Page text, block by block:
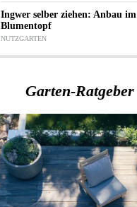
Ingwer selber ziehen: Anbau im
Blumentopf
NUTZGARTEN
Garten-Ratgeber